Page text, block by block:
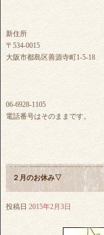
新住所
〒534-0015
大阪市都島区善源寺町1-5-18
06-6928-1105
電話番号はそのままです。
２月のお休み▽
投稿日 2015年2月3日